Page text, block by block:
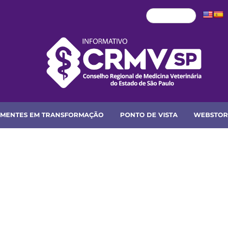
MENTES EM TRANSFORMAÇÃO PONTO DE VISTA